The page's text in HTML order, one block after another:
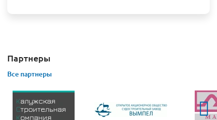
Партнеры
Все партнеры